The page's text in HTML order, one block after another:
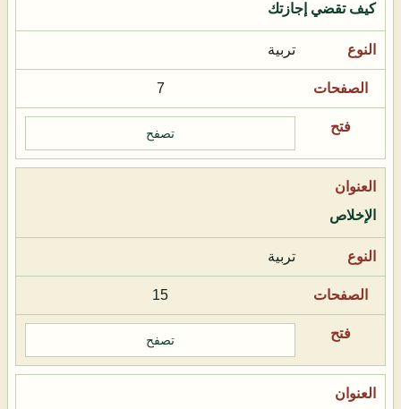
كيف تقضي إجازتك
تربية
7
تصفح
الإخلاص
تربية
15
تصفح